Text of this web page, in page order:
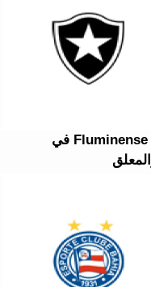
تفاصيل مباراة Botafogo FR ضد Fluminense FC في